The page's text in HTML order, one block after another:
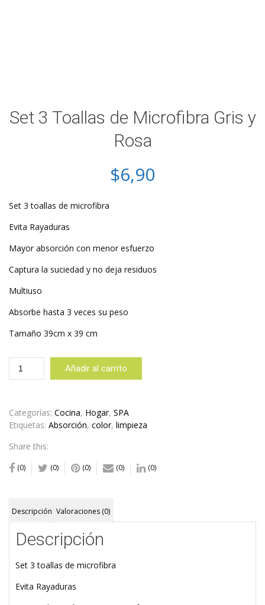
Set 3 Toallas de Microfibra Gris y
Rosa
$6,90
Set 3 toallas de microfibra
Evita Rayaduras
Mayor absorción con menor esfuerzo
Captura la suciedad y no deja residuos
Multiuso
Absorbe hasta 3 veces su peso
Tamaño 39cm x 39 cm
Set
Microfibra
Gris
Rosa
cantidad
Añadir al carrito
Categorías: Cocina, Hogar, SPA
Etiquetas: Absorción, color, limpieza
Share this:
(0) (0) (0) (0) (0)
Descripción Valoraciones (0)
Descripción
Set 3 toallas de microfibra
Evita Rayaduras